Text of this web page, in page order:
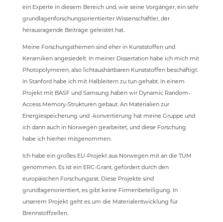
ein Experte in diesem Bereich und, wie seine Vorgänger, ein sehr
grundlagenforschungsorientierter Wissenschaftler, der
herausragende Beiträge geleistet hat.
Meine Forschungsthemen sind eher in Kunststoffen und
Keramiken angesiedelt. In meiner Dissertation habe ich mich mit
Photopolymeren, also lichtaushärtbaren Kunststoffen beschäftigt.
In Stanford habe ich mit Halbleitern zu tun gehabt. In einem
Projekt mit BASF und Samsung haben wir Dynamic Random-
Access Memory-Strukturen gebaut. An Materialien zur
Energiespeicherung und -konvertierung hat meine Gruppe und
ich dann auch in Norwegen gearbeitet, und diese Forschung
habe ich hierher mitgenommen.
Ich habe ein großes EU-Projekt aus Norwegen mit an die TUM
genommen. Es ist ein ERC-Grant, gefördert durch den
europäischen Forschungsrat. Diese Projekte sind
grundlagenorientiert, es gibt keine Firmenbeteiligung. In
unserem Projekt geht es um die Materialentwicklung für
Brennstoffzellen.